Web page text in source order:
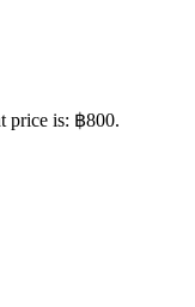
price is: ฿800.